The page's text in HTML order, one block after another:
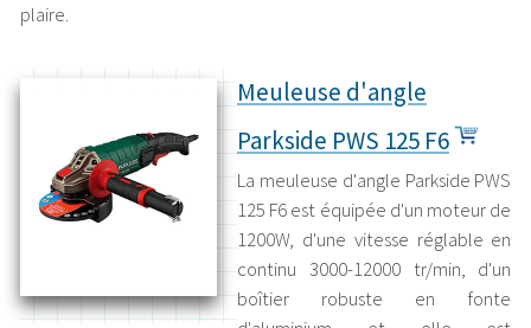
plaire.
Meuleuse d'angle
Parkside PWS 125 F6
La meuleuse d'angle Parkside PWS
125 F6 est équipée d'un moteur de
1200W, d'une vitesse réglable en
continu 3000-12000 tr/min, d'un
boîtier robuste en fonte